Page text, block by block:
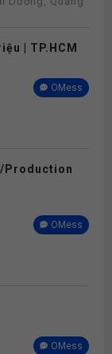
| TP.HCM
OMess
Production
OMess
OMess